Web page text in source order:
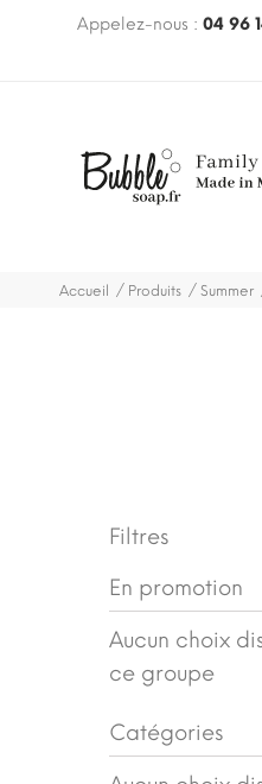
Appelez-nous : 04 96
avec le code BUBBLEFREE
Accueil Produits Summer
Filtres
En promotion
Aucun choix
ce groupe
Catégories